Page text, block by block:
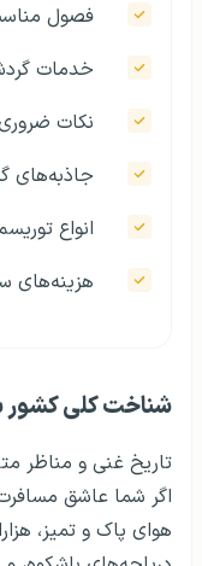
فصول
خدمات
نکات
جاذبه‌‌های
انواع
هزینه‌های
شناخت کلی کشور
تاریخ غنی و مناظر
اگر شما عاشق
هوای پاک و تمیز،